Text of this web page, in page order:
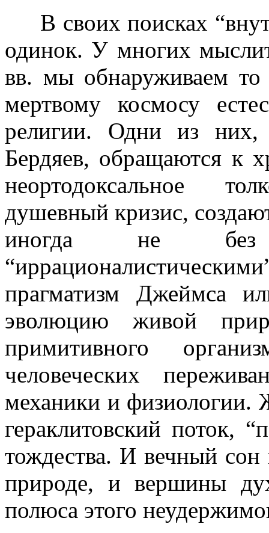
В своих поисках
одинок. У многих
вв. мы обнаруживаем
мертвому космосу
религии. Одни из них,
Бердяев, обращаются к
неортодоксальное
душевный кризис,
иногда не без
прагматизм Джеймса
эволюцию живой
примитивного
человеческих
механики и физиологии.
гераклитовский поток,
тождества. И вечный сон
природе, и вершины
полюса этого